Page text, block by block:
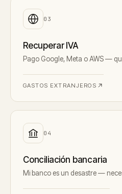
0 3
Recuperar IVA
Pago Google, Meta o AWS —
GASTOS EXTRANJEROS
0 4
Conciliación bancaria
Mi banco es un desastre —